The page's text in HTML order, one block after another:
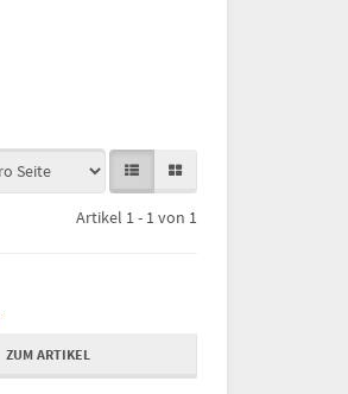
Artikel 1 - 1 von 1
ZUM ARTIKEL